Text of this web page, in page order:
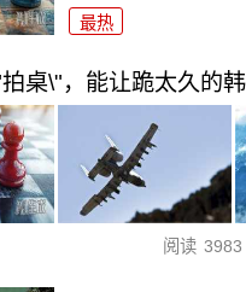
最热
桌\"，能让跪太久的韩
阅读 3983